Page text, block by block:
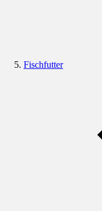
Fischfutter